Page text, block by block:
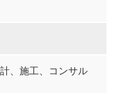
、施工、コンサル